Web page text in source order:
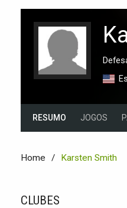
RESUMO JOGOS
Home Karsten Smith
CLUBES